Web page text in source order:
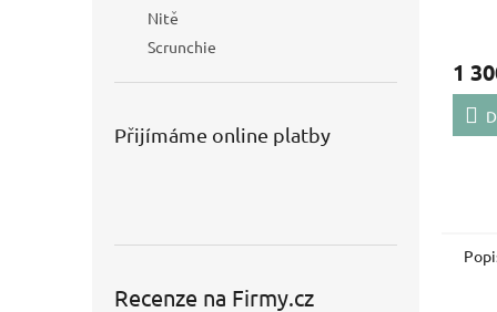
Nitě
Scrunchie
Přijímáme online platby
Recenze na Firmy.cz
1